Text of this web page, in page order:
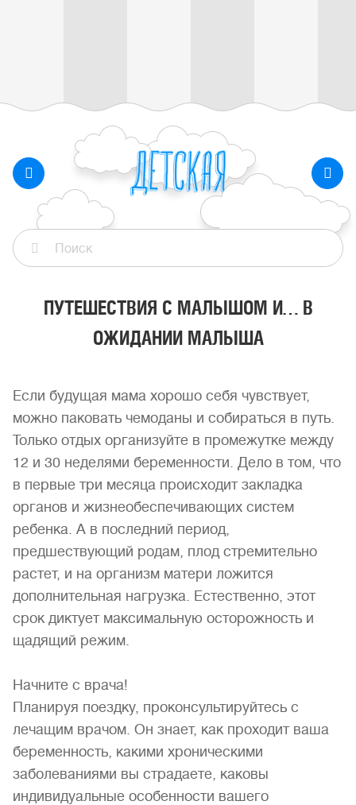
ПУТЕШЕСТВИЯ С МАЛЫШОМ И… В
ОЖИДАНИИ МАЛЫША
Если будущая мама хорошо себя чувствует,
можно паковать чемоданы и собираться в путь.
Только отдых организуйте в промежутке между
12 и 30 неделями беременности. Дело в том, что
в первые три месяца происходит закладка
органов и жизнеобеспечивающих систем
ребенка. А в последний период,
предшествующий родам, плод стремительно
растет, и на организм матери ложится
дополнительная нагрузка. Естественно, этот
срок диктует максимальную осторожность и
щадящий режим.
Начните с врача!
Планируя поездку, проконсультируйтесь с
лечащим врачом. Он знает, как проходит ваша
беременность, какими хроническими
заболеваниями вы страдаете, каковы
индивидуальные особенности вашего